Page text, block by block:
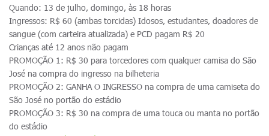
Quando: 13 de julho, domingo, às 18 horas
Ingressos: R$ 60 (ambas torcidas) Idosos, estudantes, doadores de
sangue (com carteira atualizada) e PCD pagam R$ 20
Crianças até 12 anos não pagam
PROMOÇÃO 1: R$ 30 para torcedores com qualquer camisa do São
José na compra do ingresso na bilheteria
PROMOÇÃO 2: GANHA O INGRESSO na compra de uma camiseta do
São José no portão do estádio
PROMOÇÃO 3: R$ 30 na compra de uma touca ou manta no portão
do estádio